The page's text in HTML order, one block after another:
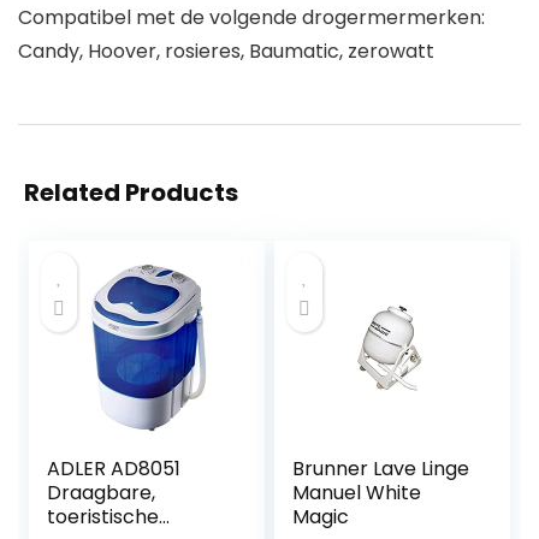
Compatibel met de volgende drogermermerken:
Candy, Hoover, rosieres, Baumatic, zerowatt
Related Products
ADLER AD8051
Draagbare,
toeristische
Brunner Lave Linge
Manuel White
Magic